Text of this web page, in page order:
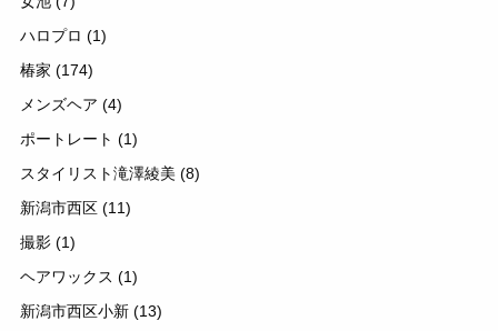
ハロプロ (1)
椿家 (174)
メンズヘア (4)
ポートレート (1)
スタイリスト滝澤綾美 (8)
新潟市西区 (11)
撮影 (1)
ヘアワックス (1)
新潟市西区小新 (13)